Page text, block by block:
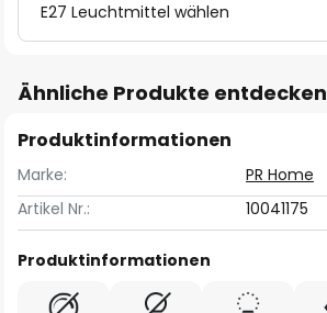
E27 Leuchtmittel wählen
Ähnliche Produkte entdecken
Produktinformationen
Marke:
PR Home
Artikel Nr.:
10041175
Produktinformationen